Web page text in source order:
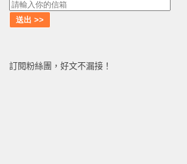
訂閱粉絲團，好文不漏接！